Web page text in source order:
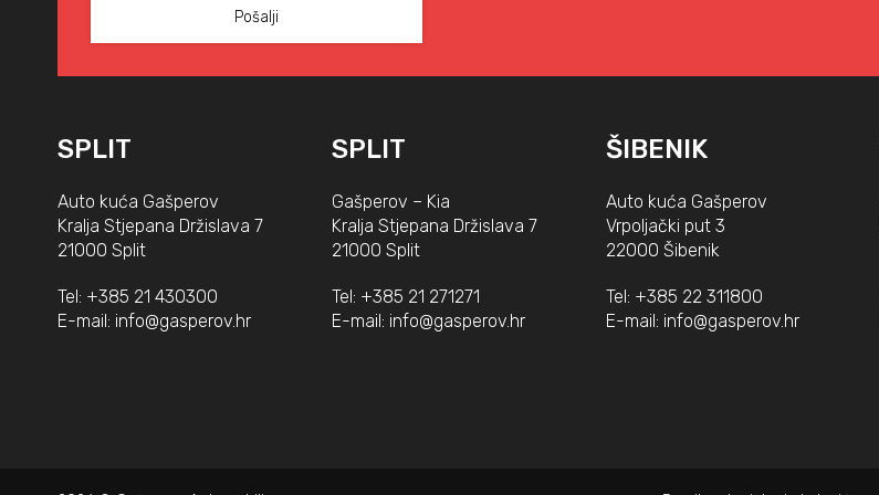
SPLIT
Auto kuća Gašperov
Kralja Stjepana Držislava 7
21000 Split
Tel: +385 21 430300
E-mail: info@gasperov.hr
SPLIT
Gašperov – Kia
Kralja Stjepana Držislava 7
21000 Split
Tel: +385 21 271271
E-mail: info@gasperov.hr
ŠIBENIK
Auto kuća Gašperov
Vrpoljački put 3
22000 Šibenik
Tel: +385 22 311800
E-mail: info@gasperov.hr